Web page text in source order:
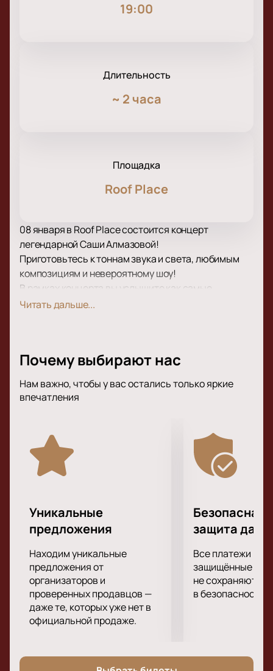
19:00
Длительность
~ 2 часа
Площадка
Roof Place
08 января в Roof Place состоится концерт
легендарной Саши Алмазовой!
Приготовьтесь к тоннам звука и света, любимым
композициям и невероятному шоу!
В рамках концерта вы услышите как самые
популярные и проверенные временем композиции,
и эффектное световое и лазерное сопровождение
Большие экраны за сценой помогут рассмотреть
все происходящее на ней в мельчайших
Читать дальше...
Почему выбирают нас
Нам важно, чтобы у вас остались только яркие
впечатления
Уникальные
предложения
Находим уникальные
предложения от
организаторов и
проверенных продавцов —
даже те, которых уже нет в
официальной продаже.
Безопасная
защита
Все платежи
защищённые
не сохраняются
в безопасности.